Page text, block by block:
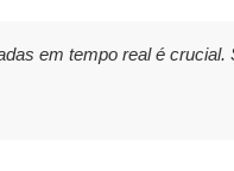
em tempo real é